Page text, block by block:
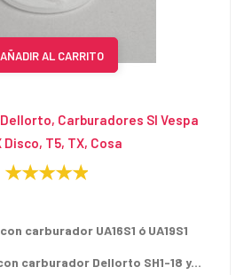
AÑADIR AL CARRITO
Carburadores SI Vespa
Disco, T5, TX, Cosa
carburador UA16S1 ó UA19S1
carburador Dellorto SH1-18 y...